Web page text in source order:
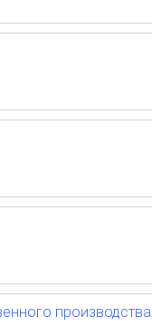
производства